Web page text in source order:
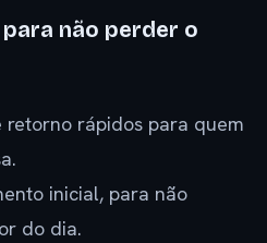
não perder o
retorno rápidos para quem
inicial, para não
do dia.